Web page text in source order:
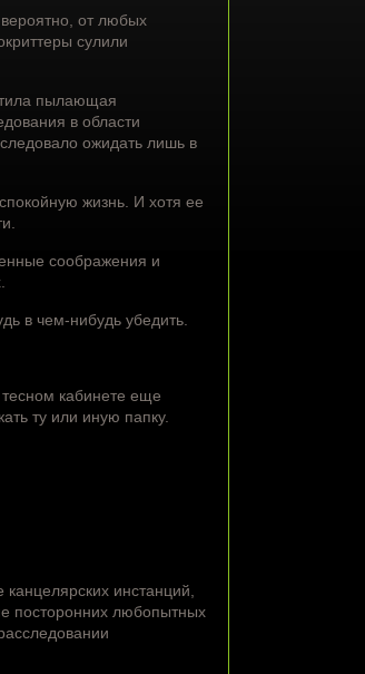
от любых
сулили
пылающая
в области
ожидать лишь в
жизнь. И хотя ее
соображения и
в чем-нибудь убедить.
кабинете еще
ту или иную папку.
инстанций,
посторонних любопытных